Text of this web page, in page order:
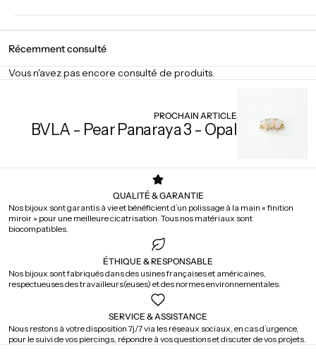
Récemment consulté
Vous n'avez pas encore consulté de produits.
PROCHAIN ARTICLE
BVLA - Pear Panaraya 3 - Opal
QUALITÉ & GARANTIE
Nos bijoux sont garantis à vie et bénéficient d’un polissage à la main « finition
miroir » pour une meilleure cicatrisation. Tous nos matériaux sont
biocompatibles.
ÉTHIQUE & RESPONSABLE
Nos bijoux sont fabriqués dans des usines françaises et américaines,
respectueuses des travailleurs(euses) et des normes environnementales.
SERVICE & ASSISTANCE
Nous restons à votre disposition 7j/7 via les réseaux sociaux, en cas d’urgence,
pour le suivi de vos piercings, répondre à vos questions et discuter de vos projets.